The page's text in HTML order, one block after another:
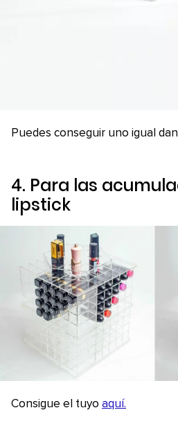
Puedes conseguir uno igual
4. Para las
lipstick
Consigue el tuyo aquí.